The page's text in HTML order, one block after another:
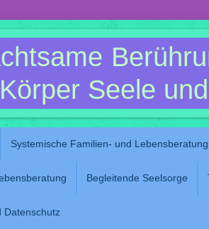
Seele
Systemische Familien- und Lebensberatung
Begleitende Seelsorge
Datenschutz